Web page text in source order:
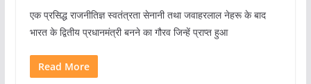
एक प्रसिद्ध राजनीतिज्ञ स्वतंत्रता सेनानी तथा जवाहरलाल नेहरू के बाद
भारत के द्वितीय प्रधानमंत्री बनने का गौरव जिन्हें प्राप्त हुआ
Read More